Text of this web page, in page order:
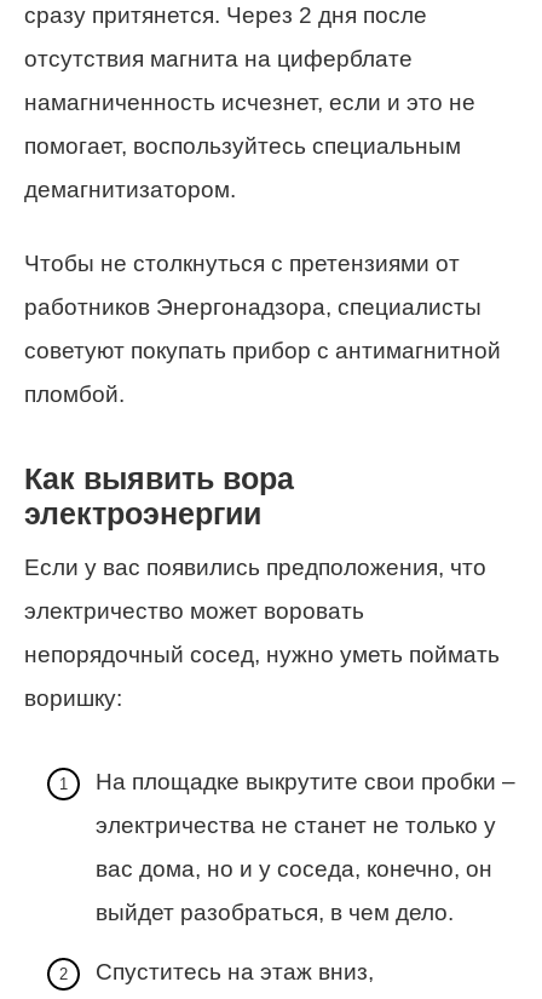
сразу притянется. Через 2 дня после
отсутствия магнита на циферблате
намагниченность исчезнет, если и это не
помогает, воспользуйтесь специальным
демагнитизатором.
Чтобы не столкнуться с претензиями от
работников Энергонадзора, специалисты
советуют покупать прибор с антимагнитной
пломбой.
Как выявить вора
электроэнергии
Если у вас появились предположения, что
электричество может воровать
непорядочный сосед, нужно уметь поймать
воришку:
На площадке выкрутите свои пробки –
электричества не станет не только у
вас дома, но и у соседа, конечно, он
выйдет разобраться, в чем дело.
Спуститесь на этаж вниз,